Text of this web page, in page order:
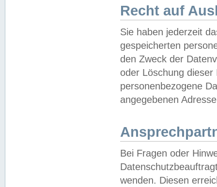
Recht auf
Sie haben jederzeit
gespeicherten
den Zweck der
oder Löschung
personenbezogene
angegebenen
Bei Fragen oder
wenden. Diesen